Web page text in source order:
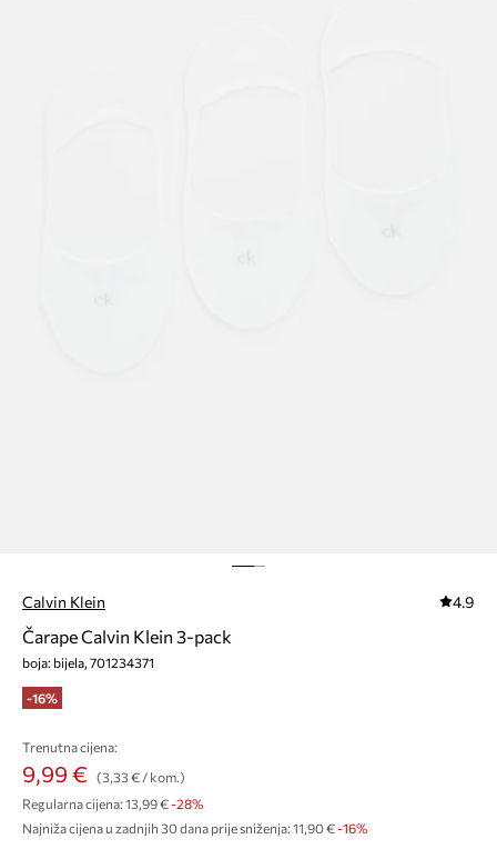
Calvin Klein 4.9
Čarape Calvin Klein 3-pack
boja: bijela, 701234371
-16%
Trenutna cijena:
9,99 €
(3,33 € / kom.)
Regularna cijena: 13,99 €-28%
Najniža cijena u zadnjih 30 dana prije sniženja: 11,90 € -16%